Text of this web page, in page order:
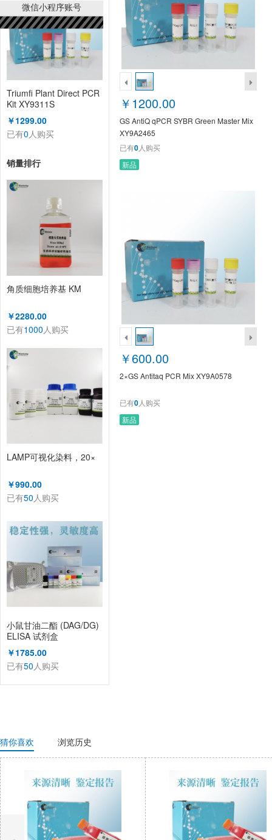
微信小程序账号
Triumfi Plant Direct PCR
Kit XY9311S
￥1299.00
已有0人购买
销量排行
角质细胞培养基 KM
￥2280.00
已有1000人购买
LAMP可视化染料，20×
￥990.00
已有50人购买
小鼠甘油二酯 (DAG/DG)
ELISA 试剂盒
￥1785.00
已有50人购买
￥1200.00
GS AntiQ qPCR SYBR Green Master Mix
XY9A2465
已有0人购买
新品
￥600.00
2×GS Antitaq PCR Mix XY9A0578
已有0人购买
新品
猜你喜欢 浏览历史